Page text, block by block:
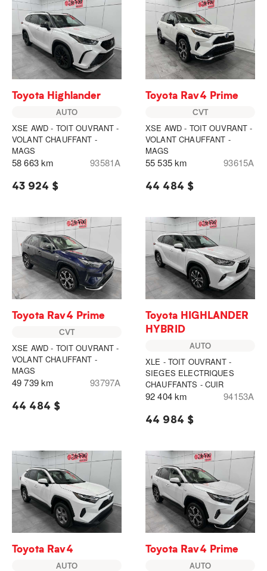
Toyota Highlander
AUTO
XSE AWD - TOIT OUVRANT -
VOLANT CHAUFFANT -
MAGS
58 663 km 93581A
43 924 $
Toyota Rav4 Prime
CVT
XSE AWD - TOIT OUVRANT -
VOLANT CHAUFFANT -
MAGS
55 535 km 93615A
44 484 $
Toyota Rav4 Prime
CVT
XSE AWD - TOIT OUVRANT -
VOLANT CHAUFFANT -
MAGS
49 739 km 93797A
44 484 $
Toyota HIGHLANDER
HYBRID
AUTO
XLE - TOIT OUVRANT -
SIEGES ELECTRIQUES
CHAUFFANTS - CUIR
92 404 km 94153A
44 984 $
Toyota Rav4
AUTO
Toyota Rav4 Prime
AUTO